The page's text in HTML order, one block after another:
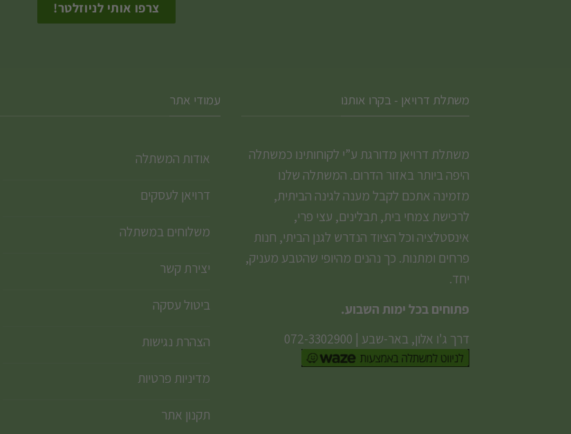
משתלת דרויאן - בקרו אותנו
משתלת דרויאן מדורגת ע”י לקוחותינו כמשתלה
היפה ביותר באזור הדרום. המשתלה שלנו
מזמינה אתכם לקבל מענה לגינה הביתית,
לרכישת צמחי בית, תבלינים, עצי פרי,
אינסטלציה וכל הציוד הנדרש לגנן הביתי, חנות
פרחים ומתנות. כך נהנים מהיופי שהטבע מעניק,
יחד.
פתוחים בכל ימות השבוע.
דרך ג'ו אלון, באר-שבע |
072-3302900
עמודי אתר
אודות המשתלה
דרויאן לעסקים
משלוחים במשתלה
יצירת קשר
ביטול עסקה
הצהרת נגישות
מדיניות פרטיות
תקנון אתר